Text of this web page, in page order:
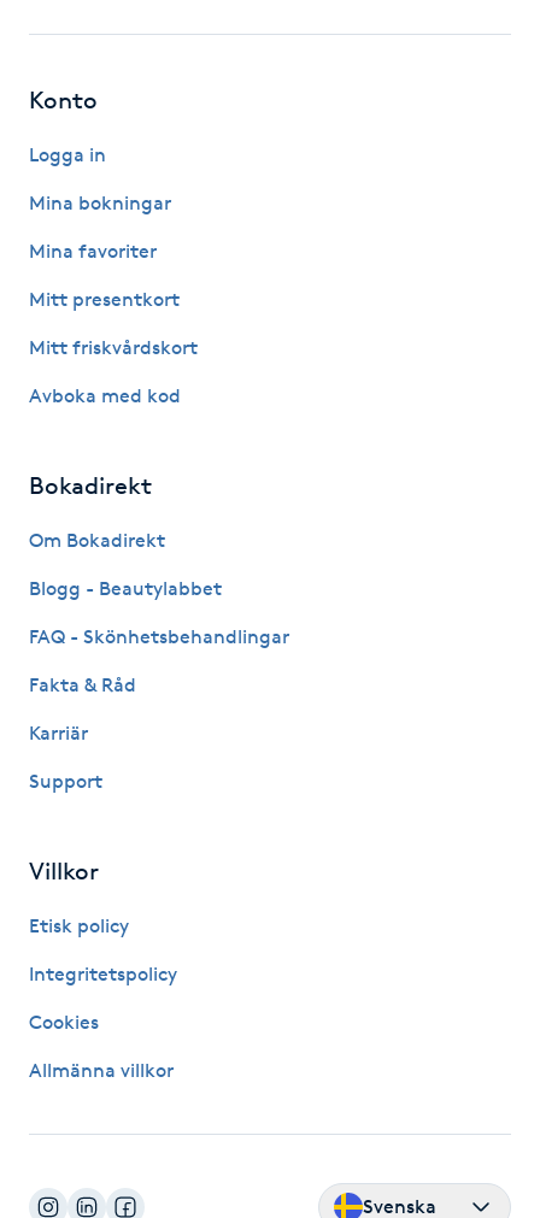
Fransförlängning Volym
Fransk manikyr
Frekvensterapi
Frisör
Färgning
G
Gel naglar
Gelenaglar
Gellack
Gravidmassage
Gravidyoga
Gruppträning
Konto
Logga in
Mina bokningar
Mina favoriter
Mitt presentkort
Mitt friskvårdskort
Avboka med kod
Bokadirekt
Om Bokadirekt
Blogg - Beautylabbet
FAQ - Skönhetsbehandlingar
Fakta & Råd
Karriär
Support
Villkor
Etisk policy
Integritetspolicy
Cookies
Allmänna villkor
Svenska